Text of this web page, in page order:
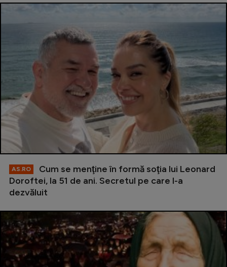
AS.RO
Cum se menţine în formă soţia lui Leonard
Doroftei, la 51 de ani. Secretul pe care l-a
dezvăluit